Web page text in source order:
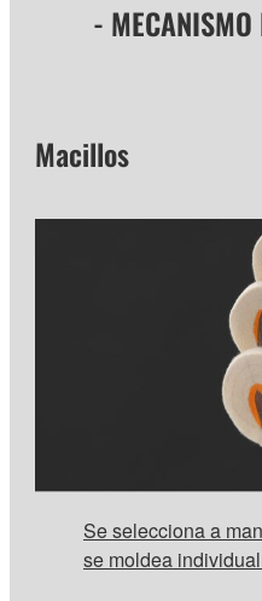
-
Macillos
Se selecciona a
se moldea